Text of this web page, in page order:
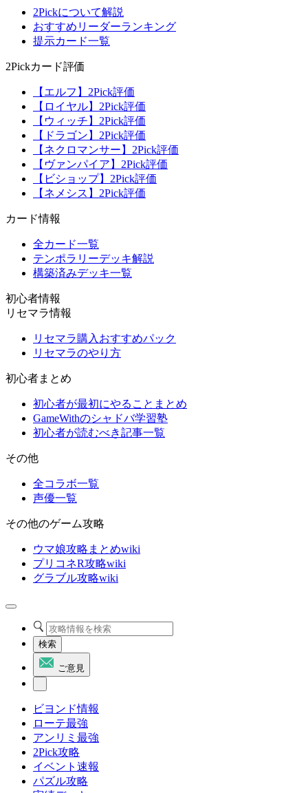
2Pickについて解説
おすすめリーダーランキング
提示カード一覧
2Pickカード評価
【エルフ】2Pick評価
【ロイヤル】2Pick評価
【ウィッチ】2Pick評価
【ドラゴン】2Pick評価
【ネクロマンサー】2Pick評価
【ヴァンパイア】2Pick評価
【ビショップ】2Pick評価
【ネメシス】2Pick評価
カード情報
全カード一覧
テンポラリーデッキ解説
構築済みデッキ一覧
初心者情報
リセマラ情報
リセマラ購入おすすめパック
リセマラのやり方
初心者まとめ
初心者が最初にやることまとめ
GameWithのシャドバ学習塾
初心者が読むべき記事一覧
その他
全コラボ一覧
声優一覧
その他のゲーム攻略
ウマ娘攻略まとめwiki
プリコネR攻略wiki
グラブル攻略wiki
検索
ご意見
ビヨンド情報
ローテ最強
アンリミ最強
2Pick攻略
イベント速報
パズル攻略